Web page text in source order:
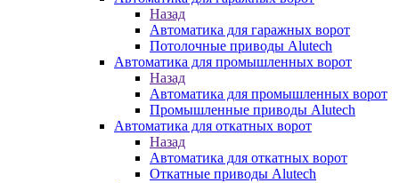
Назад
Автоматика для гаражных ворот
Потолочные приводы Alutech
Автоматика для промышленных ворот
Назад
Автоматика для промышленных ворот
Промышленные приводы Alutech
Автоматика для откатных ворот
Назад
Автоматика для откатных ворот
Откатные приводы Alutech